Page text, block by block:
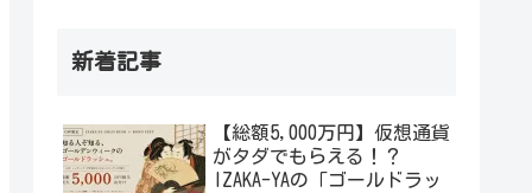
新着記事
【総額5,000万円】仮想通貨
がタダでもらえる！？
IZAKA-YAの「ゴールドラッ